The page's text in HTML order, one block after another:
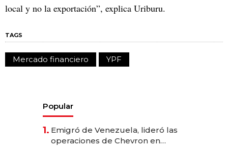
local y no la exportación”, explica Uriburu.
TAGS
Mercado financiero YPF
Popular
1. Emigró de Venezuela, lideró las
operaciones de Chevron en